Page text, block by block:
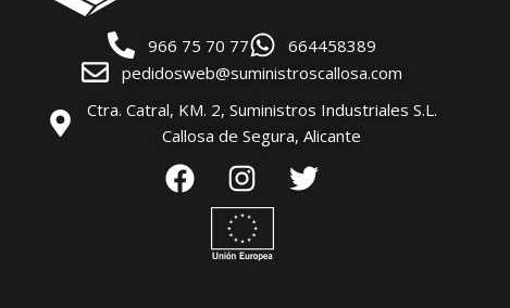
966 75 70 77
664458389
pedidosweb@suministroscallosa.com
Ctra. Catral, KM. 2, Suministros Industriales S.L.
Callosa de Segura, Alicante